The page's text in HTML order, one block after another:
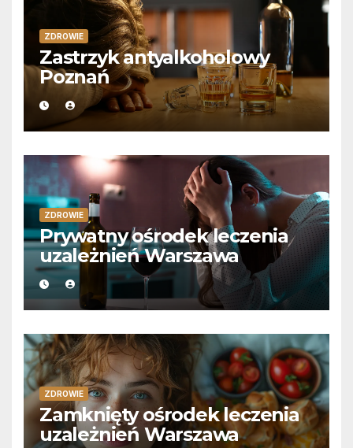
ZDROWIE
Zastrzyk antyalkoholowy
Poznań
ZDROWIE
Prywatny ośrodek leczenia
uzależnień Warszawa
ZDROWIE
Zamknięty ośrodek leczenia
uzależnień Warszawa